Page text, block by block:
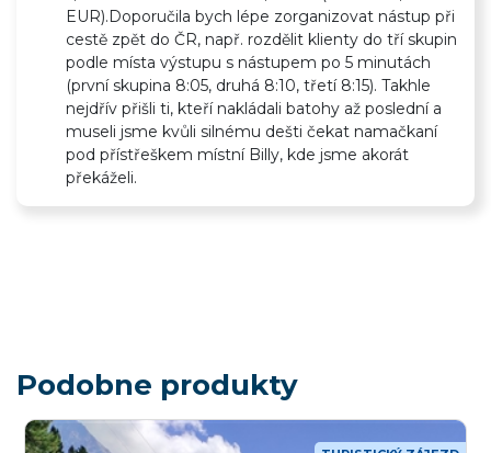
EUR).Doporučila bych lépe zorganizovat nástup při
cestě zpět do ČR, např. rozdělit klienty do tří skupin
podle místa výstupu s nástupem po 5 minutách
(první skupina 8:05, druhá 8:10, třetí 8:15). Takhle
nejdřív přišli ti, kteří nakládali batohy až poslední a
museli jsme kvůli silnému dešti čekat namačkaní
pod přístřeškem místní Billy, kde jsme akorát
překáželi.
Podobne produkty